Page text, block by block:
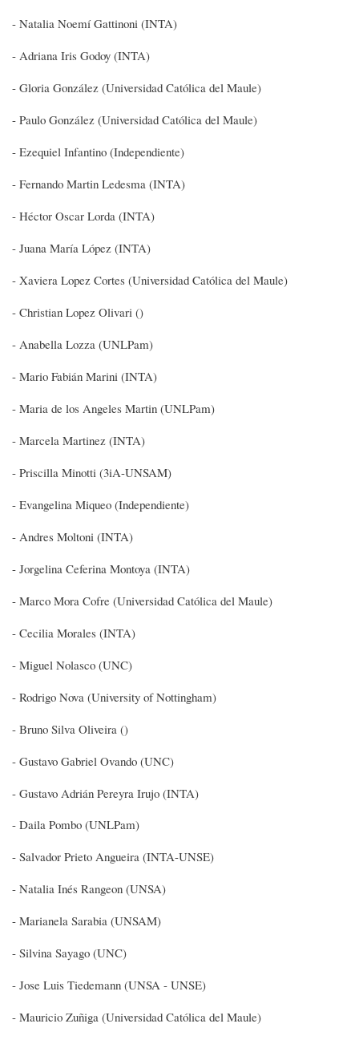
- Natalia Noemí Gattinoni (INTA)
- Adriana Iris Godoy (INTA)
- Gloria González (Universidad Católica del Maule)
- Paulo González (Universidad Católica del Maule)
- Ezequiel Infantino (Independiente)
- Fernando Martin Ledesma (INTA)
- Héctor Oscar Lorda (INTA)
- Juana María López (INTA)
- Xaviera Lopez Cortes (Universidad Católica del Maule)
- Christian Lopez Olivari ()
- Anabella Lozza (UNLPam)
- Mario Fabián Marini (INTA)
- Maria de los Angeles Martin (UNLPam)
- Marcela Martinez (INTA)
- Priscilla Minotti (3iA-UNSAM)
- Evangelina Miqueo (Independiente)
- Andres Moltoni (INTA)
- Jorgelina Ceferina Montoya (INTA)
- Marco Mora Cofre (Universidad Católica del Maule)
- Cecilia Morales (INTA)
- Miguel Nolasco (UNC)
- Rodrigo Nova (University of Nottingham)
- Bruno Silva Oliveira ()
- Gustavo Gabriel Ovando (UNC)
- Gustavo Adrián Pereyra Irujo (INTA)
- Daila Pombo (UNLPam)
- Salvador Prieto Angueira (INTA-UNSE)
- Natalia Inés Rangeon (UNSA)
- Marianela Sarabia (UNSAM)
- Silvina Sayago (UNC)
- Jose Luis Tiedemann (UNSA - UNSE)
- Mauricio Zuñiga (Universidad Católica del Maule)